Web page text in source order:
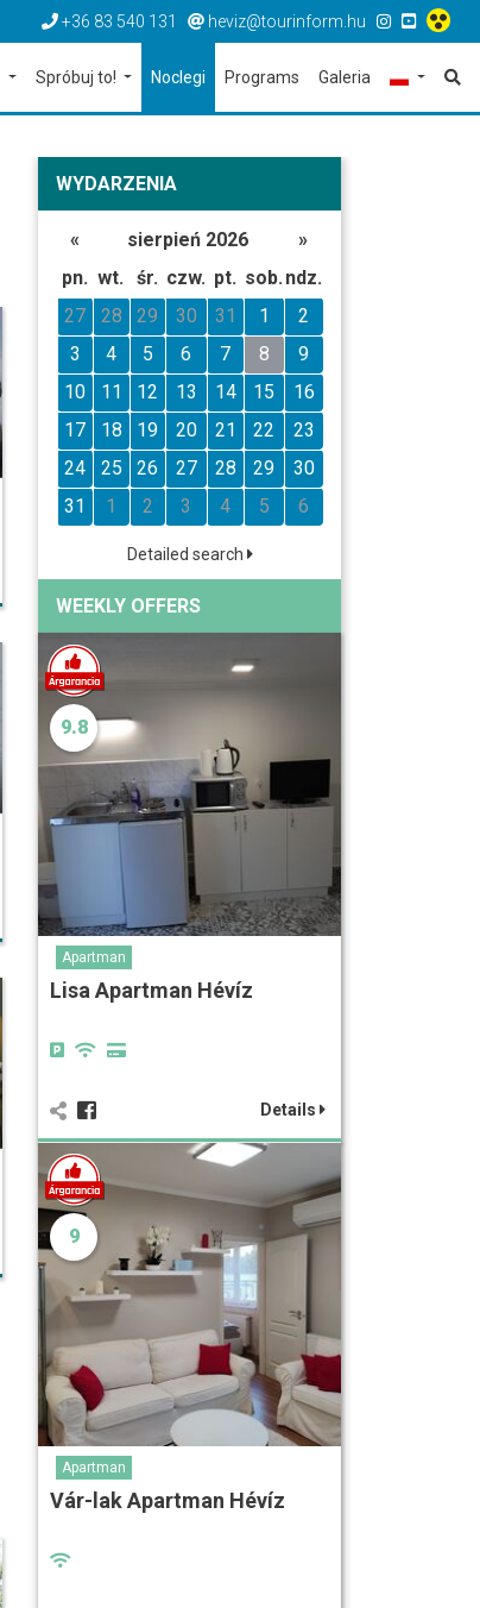
+36 83 540 131 heviz@tourinform.hu
Spróbuj to! Noclegi Programs Galeria
WYDARZENIA
« sierpień 2026
»
pn. wt. śr. czw. pt. sob. ndz.
27
28 29 30 31 1
2
3
4 5 6 7 8
9
10
11 12 13 14 15
16
17
18 19 20 21 22
23
24
25 26 27 28 29
30
31
1 2 3 4 5 6
Detailed search
WEEKLY OFFERS
9.8
Apartman
Lisa Apartman Hévíz
Details
9
Apartman
Vár-lak Apartman Hévíz